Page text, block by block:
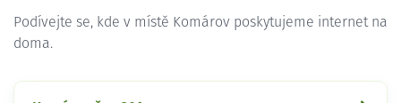
Podívejte se, kde v místě Komárov poskytujeme internet na
doma.